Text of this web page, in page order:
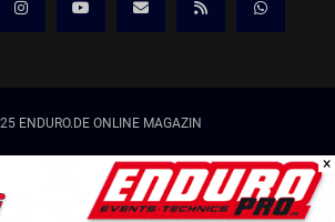
ENDURO.DE ONLINE MAGAZIN
Mediadaten/Werbung
Impressum
×